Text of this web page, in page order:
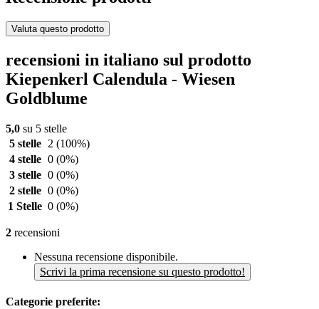
Valuta questo prodotto
recensioni in italiano sul prodotto
Kiepenkerl Calendula - Wiesen
Goldblume
5,0 su 5 stelle
5 stelle
2 (100%)
4 stelle 0 (0%)
3 stelle 0 (0%)
2 stelle 0 (0%)
1 Stelle 0 (0%)
2 recensioni
Nessuna recensione disponibile.
Scrivi la prima recensione su questo prodotto!
Categorie preferite: